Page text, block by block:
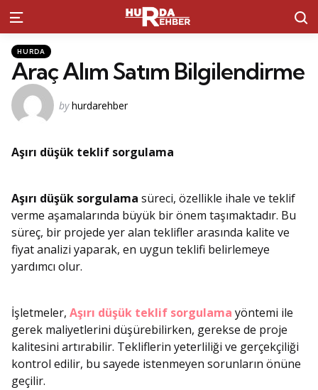
Menu
Kategoriler
Posted
in
HURDA
Araç Alım Satım Bilgilendirme
Posted
by hurdarehber
Aşırı düşük teklif sorgulama
Aşırı düşük sorgulama süreci, özellikle ihale ve teklif
verme aşamalarında büyük bir önem taşımaktadır. Bu
süreç, bir projede yer alan teklifler arasında kalite ve
fiyat analizi yaparak, en uygun teklifi belirlemeye
yardımcı olur.
İşletmeler, Aşırı düşük teklif sorgulama yöntemi ile
gerek maliyetlerini düşürebilirken, gerekse de proje
kalitesini artırabilir. Tekliflerin yeterliliği ve gerçekçiliği
kontrol edilir, bu sayede istenmeyen sorunların önüne
geçilir.